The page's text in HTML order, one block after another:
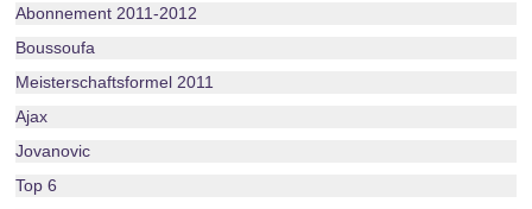
Abonnement 2011-2012
Boussoufa
Meisterschaftsformel 2011
Ajax
Jovanovic
Top 6